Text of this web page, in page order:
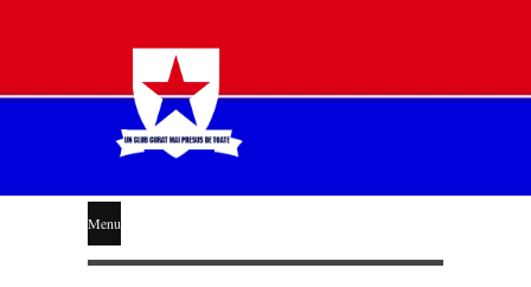
STEAUA
LIBERĂ
Menu